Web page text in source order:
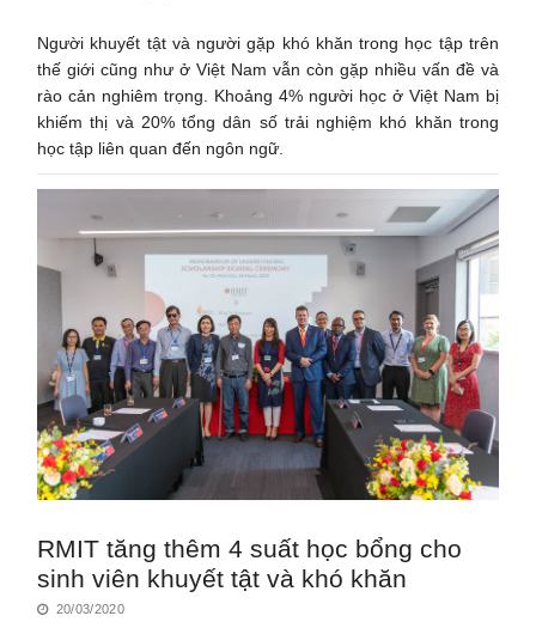
Người khuyết tật và người gặp khó khăn trong học tập trên
thế giới cũng như ở Việt Nam vẫn còn gặp nhiều vấn đề và
rào cản nghiêm trọng. Khoảng 4% người học ở Việt Nam bị
khiếm thị và 20% tổng dân số trải nghiệm khó khăn trong
học tập liên quan đến ngôn ngữ.
RMIT tăng thêm 4 suất học bổng cho
sinh viên khuyết tật và khó khăn
20/03/2020